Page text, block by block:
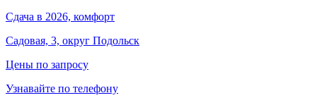
Сдача в 2026, комфорт
Садовая, 3, округ Подольск
Цены по запросу
Узнавайте по телефону